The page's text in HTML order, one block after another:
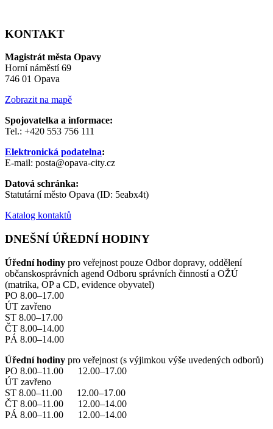
KONTAKT
Magistrát města Opavy
Horní náměstí 69
746 01 Opava
Zobrazit na mapě
Spojovatelka a informace:
Tel.: +420 553 756 111
Elektronická podatelna:
E-mail: posta@opava-city.cz
Datová schránka:
Statutární město Opava (ID: 5eabx4t)
Katalog kontaktů
DNEŠNÍ ÚŘEDNÍ HODINY
Úřední hodiny pro veřejnost pouze Odbor dopravy, oddělení
občanskosprávních agend Odboru správních činností a OŽÚ
(matrika, OP a CD, evidence obyvatel)
PO 8.00–17.00
ÚT zavřeno
ST 8.00–17.00
ČT 8.00–14.00
PÁ 8.00–14.00
Úřední hodiny pro veřejnost (s výjimkou výše uvedených odborů)
PO 8.00–11.00 12.00–17.00
ÚT zavřeno
ST 8.00–11.00 12.00–17.00
ČT 8.00–11.00 12.00–14.00
PÁ 8.00–11.00 12.00–14.00